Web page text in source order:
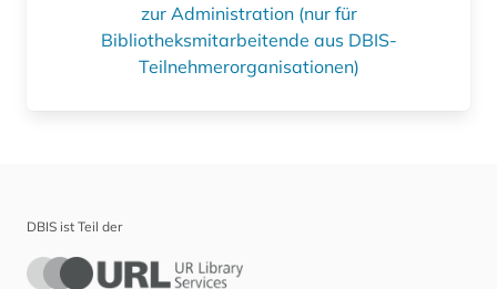
zur Administration (nur für
Bibliotheksmitarbeitende aus DBIS-
Teilnehmerorganisationen)
DBIS ist Teil der